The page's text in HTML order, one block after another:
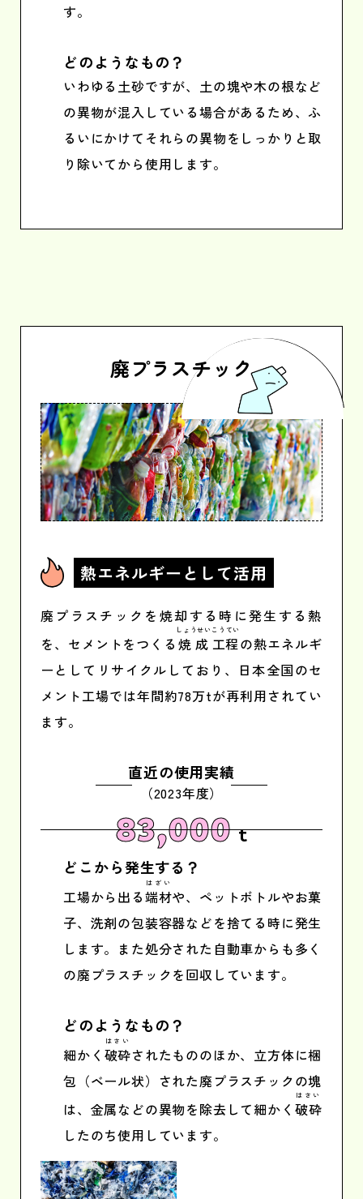
す。
どのようなもの？
いわゆる土砂ですが、土の塊や木の根など
の異物が混入している場合があるため、ふ
るいにかけてそれらの異物をしっかりと取
り除いてから使用します。
廃プラスチック
熱エネルギーとして活用
廃プラスチックを焼却する時に発生する熱
を、セメントをつくる 焼成
しょうせい
工程
こうてい
の熱エネルギ
ーとしてリサイクルしており、日本全国のセ
メント工場では年間約78万tが再利用されてい
ます。
直近の使用実績
（2023年度）
83,000 t
どこから発生する？
工場から出る端材
はざい
や、ペットボトルやお菓
子、洗剤の包装容器などを捨てる時に発生
します。また処分された自動車からも多く
の廃プラスチックを回収しています。
どのようなもの？
細かく 破砕
はさい
されたもののほか、立方体に梱
包（ベール状）された廃プラスチックの塊
は、金属などの異物を除去して細かく 破砕
はさい
したのち使用しています。